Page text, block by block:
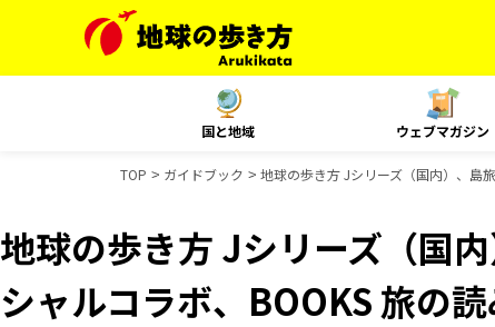
国と地域 ウェブマガジン
TOP ガイドブック 地球の歩き方 Jシリーズ（国内）、島
地球の歩き方 Jシリーズ（国
シャルコラボ、BOOKS 旅の